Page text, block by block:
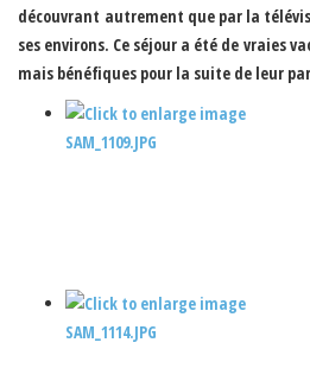
découvrant autrement que par la
ses environs. Ce séjour a été de vraies
mais bénéfiques pour la suite de leur